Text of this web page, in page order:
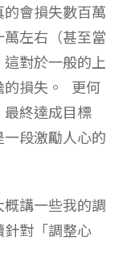
會損失數百萬
左右（甚至當
對於一般的上
的損失。 更何
終達成目標
段激勵人心的
講一些我的調
對「調整心